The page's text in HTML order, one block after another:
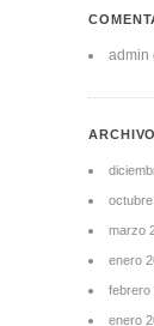
admin
marzo
enero
febrero
enero